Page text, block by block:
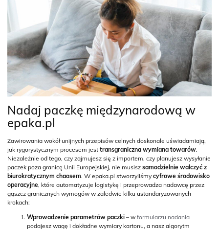
Nadaj paczkę międzynarodową w
epaka.pl
Zawirowania wokół unijnych przepisów celnych doskonale uświadamiają,
jak rygorystycznym procesem jest transgraniczna wymiana towarów.
Niezależnie od tego, czy zajmujesz się z importem, czy planujesz wysyłanie
paczek poza granicę Unii Europejskiej, nie musisz samodzielnie walczyć z
biurokratycznym chaosem. W epaka.pl stworzyliśmy cyfrowe środowisko
operacyjne, które automatyzuje logistykę i przeprowadza nadawcę przez
gąszcz granicznych wymogów w zaledwie kilku ustandaryzowanych
krokach:
Wprowadzenie parametrów paczki – w formularzu nadania
podajesz wagę i dokładne wymiary kartonu, a nasz algorytm